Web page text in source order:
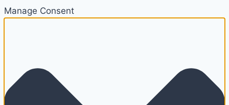
Manage Consent